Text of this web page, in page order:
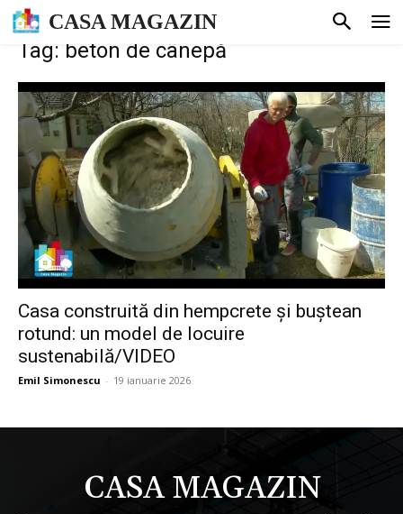
CASA MAGAZIN
Tag: beton de cânepă
Casa construită din hempcrete și buștean
rotund: un model de locuire
sustenabilă/VIDEO
Emil Simonescu - 19 ianuarie 2026
CASA MAGAZIN